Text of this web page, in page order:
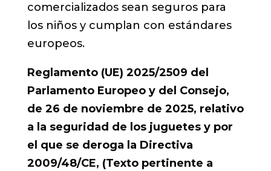
comercializados sean seguros para
los niños y cumplan con estándares
europeos.
Reglamento (UE) 2025/2509 del
Parlamento Europeo y del Consejo,
de 26 de noviembre de 2025, relativo
a la seguridad de los juguetes y por
el que se deroga la Directiva
2009/48/CE, (Texto pertinente a